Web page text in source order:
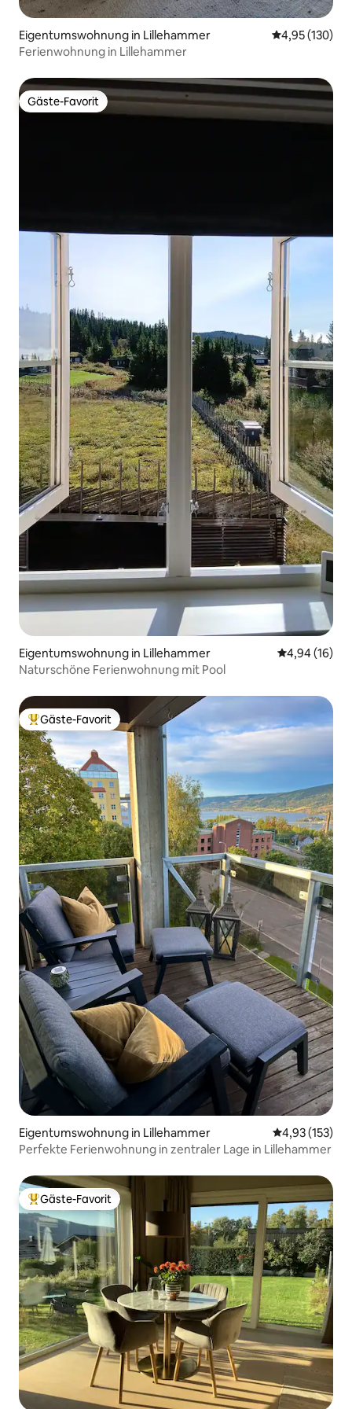
Eigentumswohnung in Lillehammer
4,95 (130)
Ferienwohnung in Lillehammer
Gäste-Favorit
Gäste-Favorit
Eigentumswohnung in Lillehammer
4,94 (16)
Naturschöne Ferienwohnung mit Pool
Beliebter Gäste-Favorit.
Gäste-Favorit
Eigentumswohnung in Lillehammer
4,93 (153)
Perfekte Ferienwohnung in zentraler Lage in Lillehammer
Beliebter Gäste-Favorit.
Gäste-Favorit